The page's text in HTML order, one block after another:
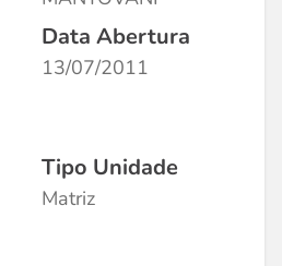
Data Abertura
13/07/2011
Tipo Unidade
Matriz